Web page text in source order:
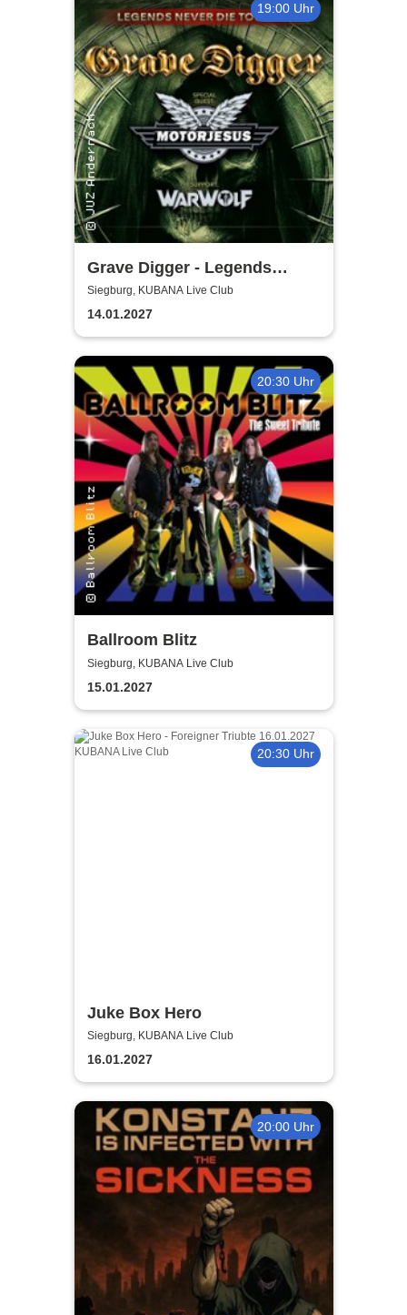
19:00 Uhr
Grave Digger - Legends
Never Die Tour '27
Siegburg, KUBANA Live Club
14.01.2027
20:30 Uhr
Ballroom Blitz
Siegburg, KUBANA Live Club
15.01.2027
20:30 Uhr
Juke Box Hero
Siegburg, KUBANA Live Club
16.01.2027
20:00 Uhr